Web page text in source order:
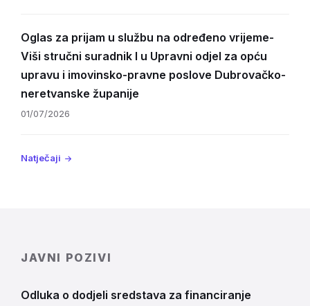
Oglas za prijam u službu na određeno vrijeme-
Viši stručni suradnik I u Upravni odjel za opću
upravu i imovinsko-pravne poslove Dubrovačko-
neretvanske županije
01/07/2026
Natječaji
JAVNI POZIVI
Odluka o dodjeli sredstava za financiranje